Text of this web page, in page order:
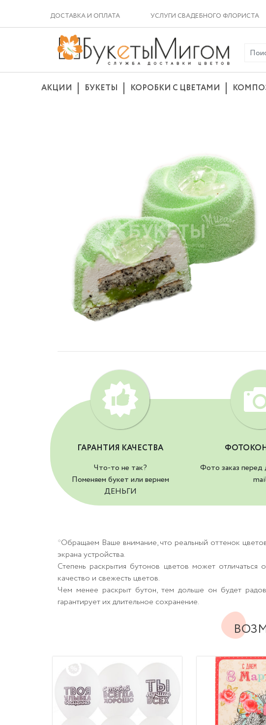
ДОСТАВКА И ОПЛАТА УСЛУГИ СВАДЕБНОГО ФЛОРИСТА
АКЦИИ БУКЕТЫ КОРОБКИ С ЦВЕТАМИ
ГАРАНТИЯ КАЧЕСТВА
Что-то не так?
Поменяем букет или вернем
ДЕНЬГИ
Фото заказ перед
*Обращаем Ваше внимание, что реальный оттенок
экрана устройства.
Степень раскрытия бутонов цветов может
качество и свежесть цветов.
Чем менее раскрыт бутон, тем дольше он будет
гарантирует их длительное сохранение.